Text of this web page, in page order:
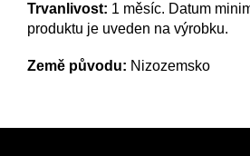
Trvanlivost: 1 měsíc. Datum
produktu je uveden na výrobku.
Země původu: Nizozemsko